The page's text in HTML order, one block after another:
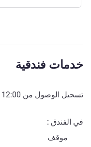
خدمات فندقية
تسجيل الوصول من 12:00
في الفندق
موقف